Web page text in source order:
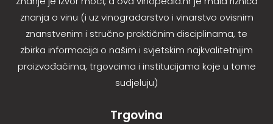
znanja o vinu (i uz vinogradarstvo i vinarstvo ovisnim
znanstvenim i stručno praktičnim disciplinama, te
zbirka informacija o našim i svjetskim najkvalitetnijim
proizvođačima, trgovcima i institucijama koje u tome
sudjeluju)
Trgovina